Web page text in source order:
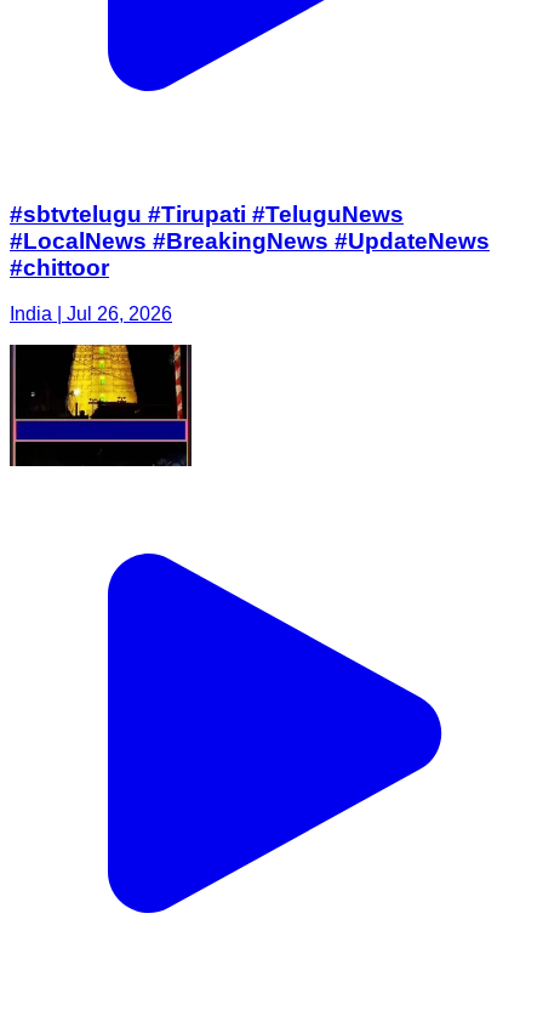
#sbtvtelugu #Tirupati #TeluguNews
#LocalNews #BreakingNews #UpdateNews
#chittoor
India | Jul 26, 2026